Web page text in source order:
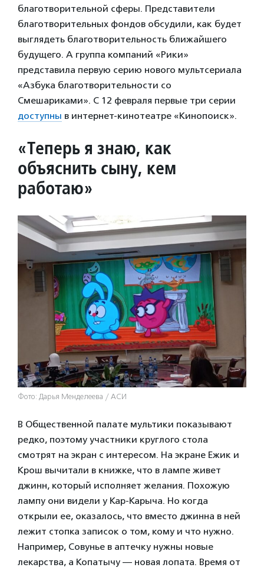
благотворительной сферы. Представители
благотворительных фондов обсудили, как будет
выглядеть благотворительность ближайшего
будущего. А группа компаний «Рики»
представила первую серию нового мультсериала
«Азбука благотворительности со
Смешариками». С 12 февраля первые три серии
доступны в интернет-кинотеатре «Кинопоиск».
«Теперь я знаю, как
объяснить сыну, кем
работаю»
Фото: Дарья Менделеева / АСИ
В Общественной палате мультики показывают
редко, поэтому участники круглого стола
смотрят на экран с интересом. На экране Ежик и
Крош вычитали в книжке, что в лампе живет
джинн, который исполняет желания. Похожую
лампу они видели у Кар-Карыча. Но когда
открыли ее, оказалось, что вместо джинна в ней
лежит стопка записок о том, кому и что нужно.
Например, Совунье в аптечку нужны новые
лекарства, а Копатычу — новая лопата. Время от